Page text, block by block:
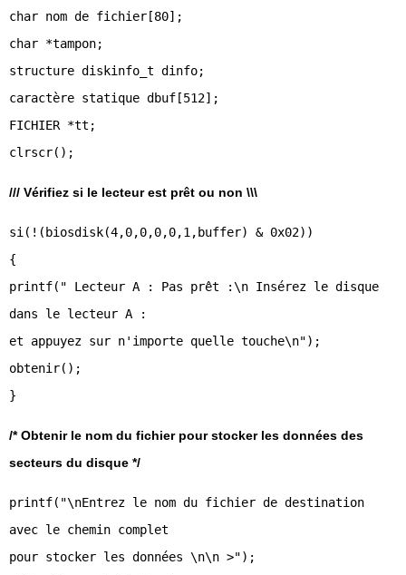
char nom de fichier[80];
char *tampon;
structure diskinfo_t dinfo;
caractère statique dbuf[512];
FICHIER *tt;
/// Vérifiez si le lecteur est prêt ou non \\\
si(!(biosdisk(4,0,0,0,0,1,buffer) & 0x02))
{
printf(" Lecteur A : Pas prêt :\n Insérez le disque
dans le lecteur A :
et appuyez sur n'importe quelle touche\n");
obtenir();
/* Obtenir le nom du fichier pour stocker les données des
secteurs du disque */
printf("\nEntrez le nom du fichier de destination
avec le chemin complet
pour stocker les données \n\n >");